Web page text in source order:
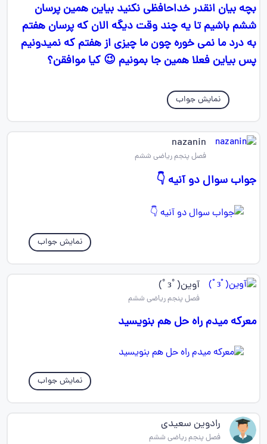
بچه بیان انقدر خداحافظی نکنید بیاین همین پرسان
ششم باشیم تا یه چند وقت دیگه الان که پرسان هفتم
به درد ما نمی خوره چون ما چیزی از هفتم که نمیدونیم
پس بیاین فعلا همین جا بمونیم 😉 کیا موافقن؟
نمایش جواب
nazanin
فصل پنجم ریاضی ششم
جواب سوال دو آنیه 👇
نمایش جواب
آوین(ﾟзﾟ)
فصل پنجم ریاضی ششم
معرکه میدم راه حل هم بنویسید
نمایش جواب
رادوین سعیدی
فصل پنجم ریاضی ششم